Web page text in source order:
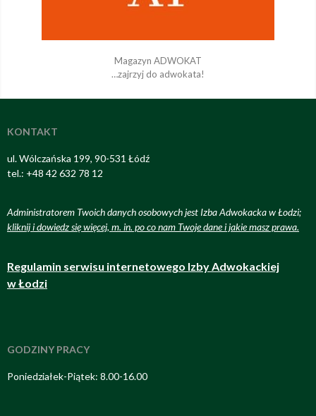
Magazyn ADWOKAT
…zajrzyj do adwokata!
KONTAKT
ul. Wólczańska 199, 90-531 Łódź
tel.: +48 42 632 78 12
Administratorem Twoich danych osobowych jest Izba Adwokacka w Łodzi;
kliknij i dowiedz się więcej, m. in. po co nam Twoje dane i jakie masz prawa.
Regulamin serwisu internetowego Izby Adwokackiej
w Łodzi
GODZINY PRACY
Poniedziałek-Piątek: 8.00-16.00